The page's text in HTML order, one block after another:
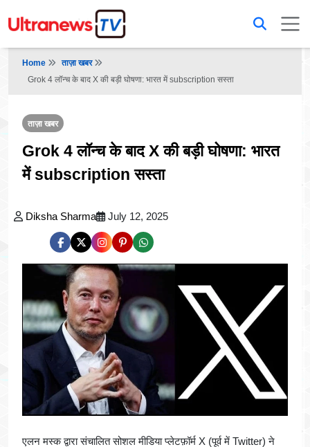
Home
ताज़ा खबर
Grok 4 लॉन्च के बाद X की बड़ी घोषणा: भारत में subscription सस्ता
ताज़ा खबर
Grok 4 लॉन्च के बाद X की बड़ी घोषणा: भारत
में subscription सस्ता
Diksha Sharma July 12, 2025
एलन मस्क द्वारा संचालित सोशल मीडिया प्लेटफ़ॉर्म X (पूर्व में Twitter) ने